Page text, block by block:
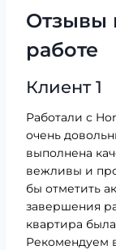
Отзывы
работе
Клиент 1
Работали с
очень
выполнена
вежливы и
бы отметить
завершения
квартира
Рекомендуем